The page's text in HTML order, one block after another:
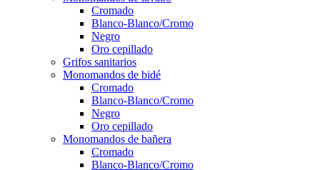
Cromado
Blanco-Blanco/Cromo
Negro
Oro cepillado
Grifos sanitarios
Monomandos de bidé
Cromado
Blanco-Blanco/Cromo
Negro
Oro cepillado
Monomandos de bañera
Cromado
Blanco-Blanco/Cromo